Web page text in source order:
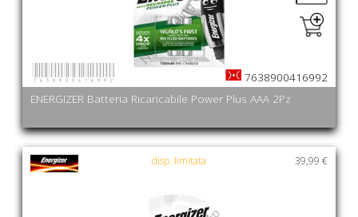
ENERGIZER Batteria Ricaricabile Power Plus AAA 2Pz
7638900416992
39,99 €
disp. limitata